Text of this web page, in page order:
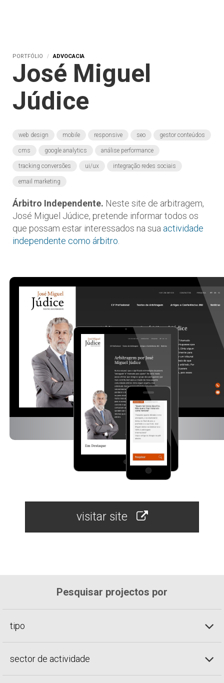
PORTFÓLIO ADVOCACIA
José Miguel
Júdice
web design mobile responsive seo gestor conteúdos
cms google analytics análise performance
tracking conversões ui/ux integração redes sociais
email marketing
Árbitro Independente. Neste site de arbitragem,
José Miguel Júdice, pretende informar todos os
que possam estar interessados na sua actividade
independente como árbitro
visitar site
Pesquisar projectos por
tipo
sector de actividade